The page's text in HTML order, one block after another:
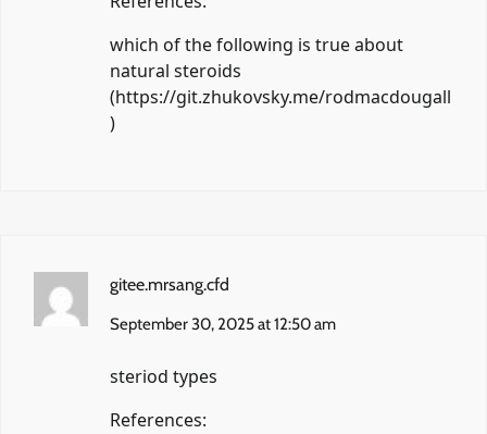
which of the following is true about
natural steroids
(https://git.zhukovsky.me/rodmacdougall
)
gitee.mrsang.cfd
September 30, 2025 at 12:50 am
steriod types
References: